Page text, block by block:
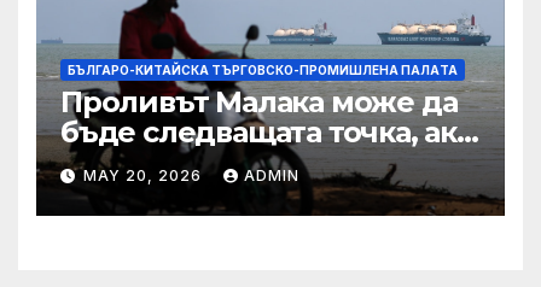
БЪЛГАРО-КИТАЙСКА ТЪРГОВСКО-ПРОМИШЛЕНА ПАЛAТА
Проливът Малака може да
бъде следващата точка, ако
Азия не внимава
MAY 20, 2026 ADMIN